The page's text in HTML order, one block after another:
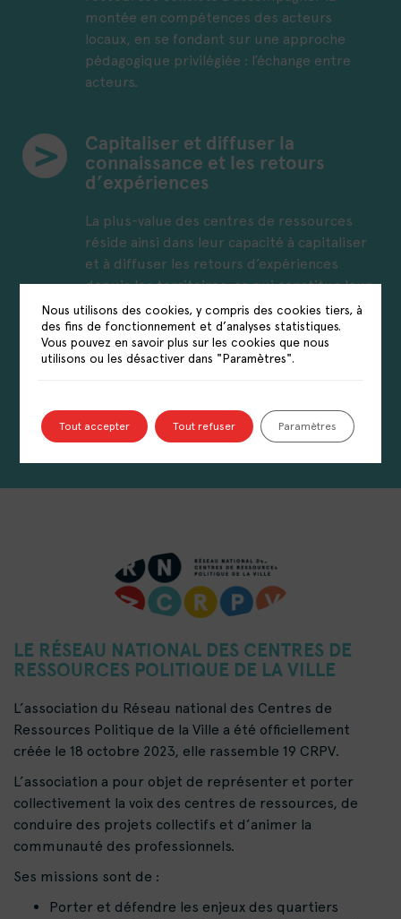
montée en compétences des acteurs
locaux, en se fondant sur une approche
pédagogique privilégiée : l’échange entre
acteurs.
Capitaliser et diffuser la
connaissance et les retours
d’expériences
La plus-value des centres de ressources
réside ainsi dans leur capacité à capitaliser
et à diffuser les retours d’expériences
depuis les territoires, ce qui constitue leur
troisième mission socle. Celle-ci consiste
d’une part à identifier, modéliser et
diffuser les enseignements tirés d’une
sur le territoire qu’ils couvrent.
LE RÉSEAU NATIONAL DES CENTRES DE
RESSOURCES POLITIQUE DE LA VILLE
L’association du Réseau national des Centres de
Ressources Politique de la Ville a été officiellement
créée le 18 octobre 2023, elle rassemble 19 CRPV.
L’association a pour objet de représenter et porter
collectivement la voix des centres de ressources, de
conduire des projets collectifs et d’animer la
communauté des professionnels.
Ses missions sont de :
Porter et défendre les enjeux des quartiers
Nous utilisons des cookies, y compris des cookies tiers, à
des fins de fonctionnement et d’analyses statistiques.
Vous pouvez en savoir plus sur les cookies que nous
utilisons ou les désactiver dans "Paramètres".
Tout accepter Tout refuser Paramètres